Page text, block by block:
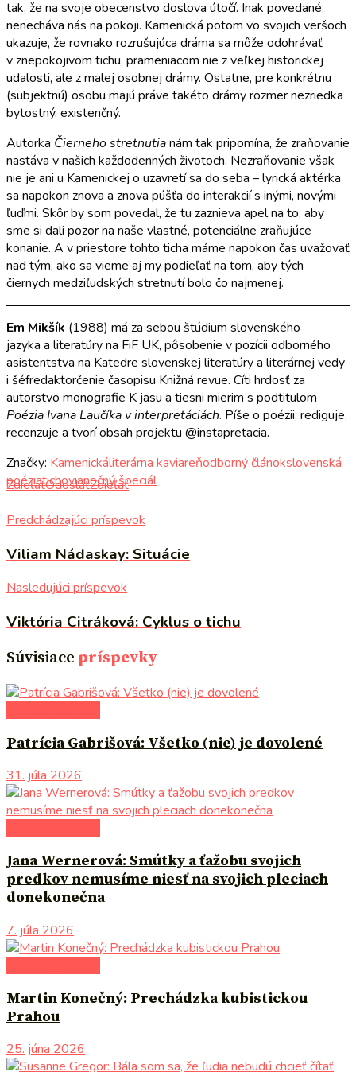
tak, že na svoje obecenstvo doslova útočí. Inak povedané:
nenecháva nás na pokoji. Kamenická potom vo svojich veršoch
ukazuje, že rovnako rozrušujúca dráma sa môže odohrávať
v znepokojivom tichu, prameniacom nie z veľkej historickej
udalosti, ale z malej osobnej drámy. Ostatne, pre konkrétnu
(subjektnú) osobu majú práve takéto drámy rozmer nezriedka
bytostný, existenčný.
Autorka Čierneho stretnutianám tak pripomína, že zraňovanie
nastáva v našich každodenných životoch. Nezraňovanie však
nie je ani u Kamenickej o uzavretí sa do seba – lyrická aktérka
sa napokon znova a znova púšťa do interakcií s inými, novými
ľuďmi. Skôr by som povedal, že tu zaznieva apel na to, aby
sme si dali pozor na naše vlastné, potenciálne zraňujúce
konanie. A v priestore tohto ticha máme napokon čas uvažovať
nad tým, ako sa vieme aj my podieľať na tom, aby tých
čiernych medziľudských stretnutí bolo čo najmenej.
Em Mikšík (1988) má za sebou štúdium slovenského
jazyka a literatúry na FiF UK, pôsobenie v pozícii odborného
asistentstva na Katedre slovenskej literatúry a literárnej vedy
i šéfredaktorčenie časopisu Knižná revue. Cíti hrdosť za
autorstvo monografie K jasu a tiesni mierim s podtitulom
Poézia Ivana Laučíka v interpretáciách. Píše o poézii, rediguje,
recenzuje a tvorí obsah projektu @instapretacia.
Značky: Kamenickáliterárna kaviareňodborný článokslovenská
poéziatichovianočný špeciál
ZdieľaťOdoslaťZdieľať
Predchádzajúci príspevok
Viliam Nádaskay: Situácie
Nasledujúci príspevok
Viktória Citráková: Cyklus o tichu
Súvisiace príspevky
Patrícia Gabrišová: Všetko (nie) je dovolené
31. júla 2026
Jana Wernerová: Smútky a ťažobu svojich
predkov nemusíme niesť na svojich pleciach
donekonečna
7. júla 2026
Martin Konečný: Prechádzka kubistickou
Prahou
25. júna 2026